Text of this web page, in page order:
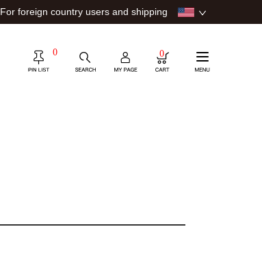
For foreign country users and shipping
0 0